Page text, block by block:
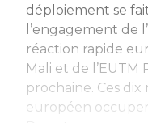
déploiement se
l’engagement de
réaction rapide
Mali et de l’EUTM
prochaine. Ces
européen